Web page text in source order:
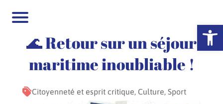
Ouvrir
🌊 Retour sur un séjour
maritime inoubliable !
Citoyenneté et esprit critique, Culture, Sport